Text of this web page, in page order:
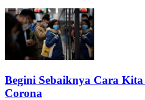
Begini Sebaiknya Cara
Corona